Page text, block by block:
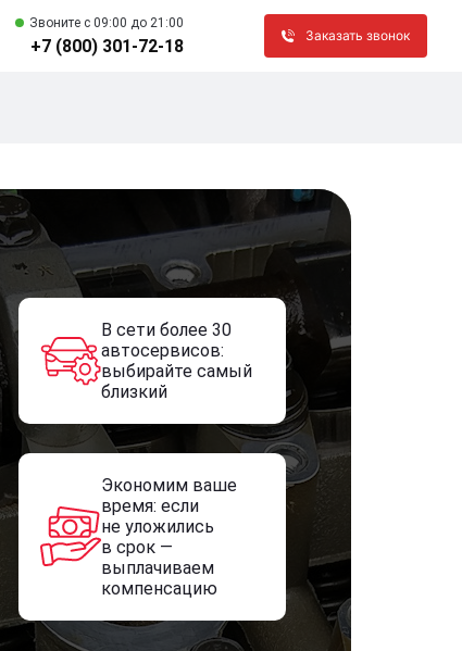
Звоните c 09:00 до 21:00
+7 (800) 301-72-18
Заказать звонок
В сети более 30
автосервисов:
выбирайте самый
близкий
Экономим ваше
время: если
не уложились
в срок —
выплачиваем
компенсацию